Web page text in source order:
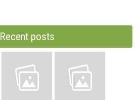
Recent posts